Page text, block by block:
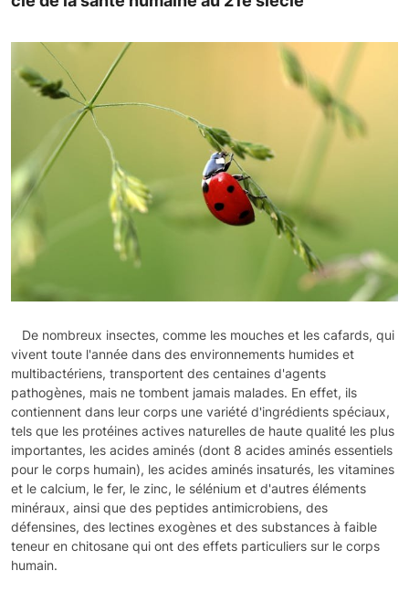
De nombreux insectes, comme les mouches et les cafards, qui
vivent toute l'année dans des environnements humides et
multibactériens, transportent des centaines d'agents
pathogènes, mais ne tombent jamais malades. En effet, ils
contiennent dans leur corps une variété d'ingrédients spéciaux,
tels que les protéines actives naturelles de haute qualité les plus
importantes, les acides aminés (dont 8 acides aminés essentiels
pour le corps humain), les acides aminés insaturés, les vitamines
et le calcium, le fer, le zinc, le sélénium et d'autres éléments
minéraux, ainsi que des peptides antimicrobiens, des
défensines, des lectines exogènes et des substances à faible
teneur en chitosane qui ont des effets particuliers sur le corps
humain.